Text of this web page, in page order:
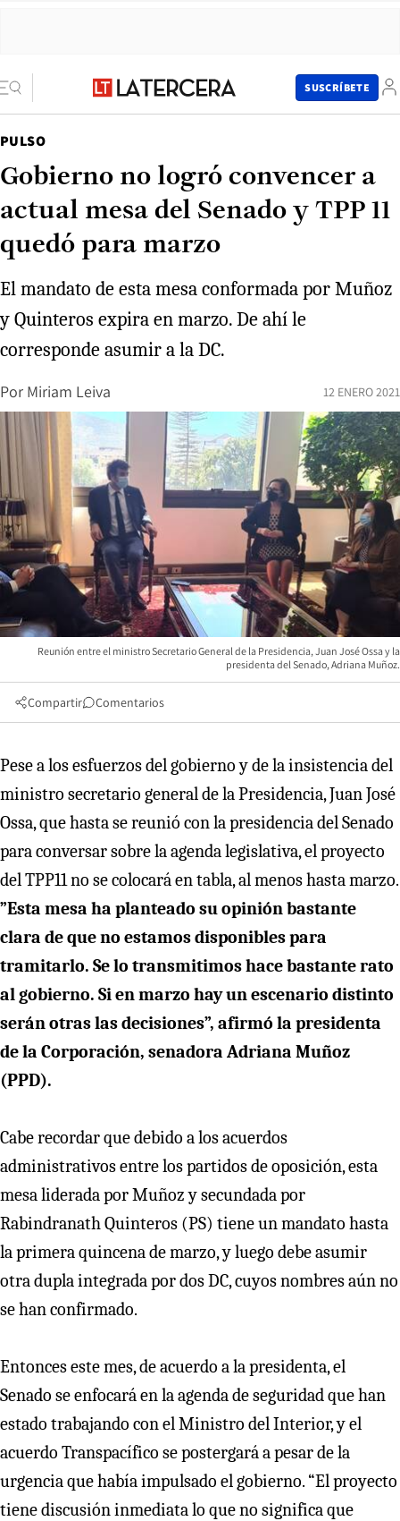
SUSCRÍBETE
PULSO
Gobierno no logró convencer a
actual mesa del Senado y TPP 11
quedó para marzo
El mandato de esta mesa conformada por Muñoz
y Quinteros expira en marzo. De ahí le
corresponde asumir a la DC.
Por Miriam Leiva 12 ENERO 2021
Reunión entre el ministro Secretario General de la Presidencia, Juan José Ossa y la
presidenta del Senado, Adriana Muñoz.
Compartir Comentarios
Pese a los esfuerzos del gobierno y de la insistencia del
ministro secretario general de la Presidencia, Juan José
Ossa, que hasta se reunió con la presidencia del Senado
para conversar sobre la agenda legislativa, el proyecto
del TPP11 no se colocará en tabla, al menos hasta marzo.
”Esta mesa ha planteado su opinión bastante
clara de que no estamos disponibles para
tramitarlo. Se lo transmitimos hace bastante rato
al gobierno. Si en marzo hay un escenario distinto
serán otras las decisiones”, afirmó la presidenta
de la Corporación, senadora Adriana Muñoz
(PPD).
Cabe recordar que debido a los acuerdos
administrativos entre los partidos de oposición, esta
mesa liderada por Muñoz y secundada por
Rabindranath Quinteros (PS) tiene un mandato hasta
la primera quincena de marzo, y luego debe asumir
otra dupla integrada por dos DC, cuyos nombres aún no
se han confirmado.
Entonces este mes, de acuerdo a la presidenta, el
Senado se enfocará en la agenda de seguridad que han
estado trabajando con el Ministro del Interior, y el
acuerdo Transpacífico se postergará a pesar de la
urgencia que había impulsado el gobierno. “El proyecto
tiene discusión inmediata lo que no significa que